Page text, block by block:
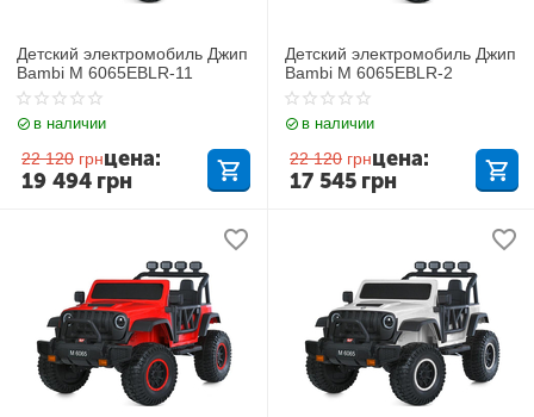
Детский электромобиль Джип
Bambi M 6065EBLR-11
в наличии
22 120 грн
19 494 грн
цена:
Детский электромобиль Джип
Bambi M 6065EBLR-2
в наличии
22 120 грн
17 545 грн
цена: